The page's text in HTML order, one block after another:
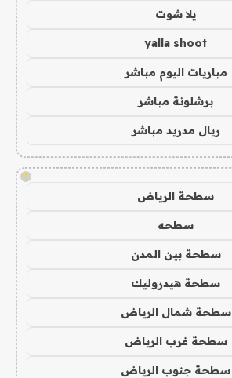
يلا شوت
yalla shoot
مباريات اليوم مباشر
برشلونة مباشر
ريال مدريد مباشر
!
سطحة الرياض
سطحه
سطحة بين المدن
سطحة هيدروليك
سطحة شمال الرياض
سطحة غرب الرياض
سطحة جنوب الرياض